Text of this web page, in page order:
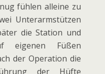
fühlen alleine zu
Unterarmstützen
die Station und
eigenen Füßen
der Operation die
der Hüfte